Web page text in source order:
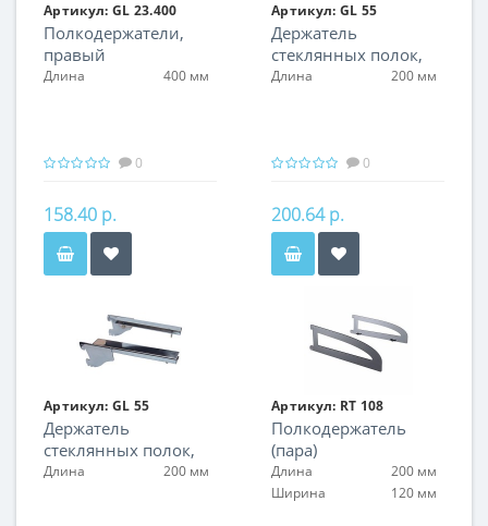
Артикул: GL 23.400
Полкодержатели,
правый
Длина 400 мм
0
158.40 р.
Артикул: GL 55
Держатель
стеклянных полок,
левый
Длина 200 мм
0
200.64 р.
Артикул: GL 55
Держатель
стеклянных полок,
правый
Длина 200 мм
Артикул: RT 108
Полкодержатель
(пара)
Длина
200 мм
Ширина
120 мм